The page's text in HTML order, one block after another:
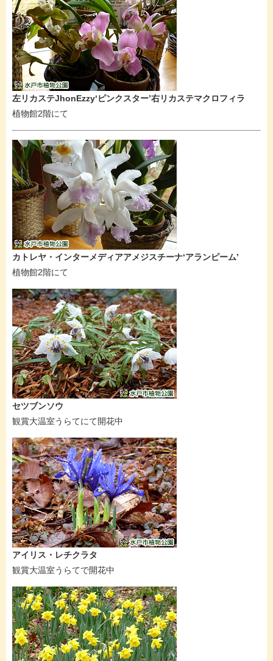
左リカステJhonEzzy‘ピンクスター’右リカステマクロフィラ
植物館2階にて
カトレヤ・インターメディアアメジスチーナ‘アランピーム’
植物館2階にて
セツブンソウ
観賞大温室うらてにて開花中
アイリス・レチクラタ
観賞大温室うらてで開花中